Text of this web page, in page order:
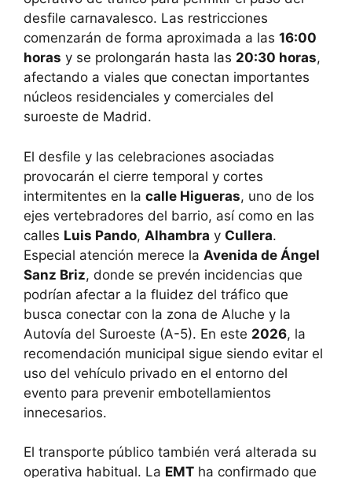
desfile carnavalesco. Las restricciones
comenzarán de forma aproximada a las 16:00
horas y se prolongarán hasta las 20:30 horas,
afectando a viales que conectan importantes
núcleos residenciales y comerciales del
suroeste de Madrid.
El desfile y las celebraciones asociadas
provocarán el cierre temporal y cortes
intermitentes en la calle Higueras, uno de los
ejes vertebradores del barrio, así como en las
calles Luis Pando, Alhambra y Cullera.
Especial atención merece la Avenida de Ángel
Sanz Briz, donde se prevén incidencias que
podrían afectar a la fluidez del tráfico que
busca conectar con la zona de Aluche y la
Autovía del Suroeste (A-5). En este 2026, la
recomendación municipal sigue siendo evitar el
uso del vehículo privado en el entorno del
evento para prevenir embotellamientos
innecesarios.
El transporte público también verá alterada su
operativa habitual. La EMT ha confirmado que